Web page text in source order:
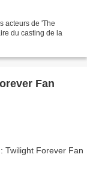
acteurs de 'The
du casting de la
Fan